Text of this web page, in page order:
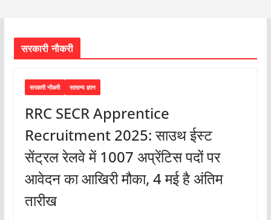
सरकारी नौकरी
सरकारी नौकरी सामान्य ज्ञान
RRC SECR Apprentice
Recruitment 2025: साउथ ईस्ट
सेंट्रल रेलवे में 1007 अप्रेंटिस पदों पर
आवेदन का आखिरी मौका, 4 मई है अंतिम
तारीख